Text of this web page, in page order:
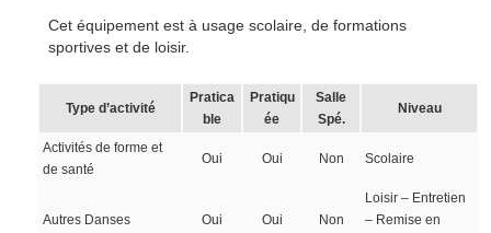
Cet équipement est à usage scolaire, de formations
sportives et de loisir.
Type d’activité
Pratica
ble
Pratiqu
ée
Salle
Spé.
Niveau
Activités de forme et
de santé
Oui Oui Non Scolaire
Autres Danses Oui Oui Non
Loisir – Entretien
– Remise en